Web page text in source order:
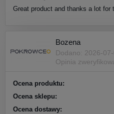
Great product and thanks a lot for
Bozena
Dodano: 2026-
Opinia
Ocena produktu:
Ocena sklepu:
Ocena dostawy: